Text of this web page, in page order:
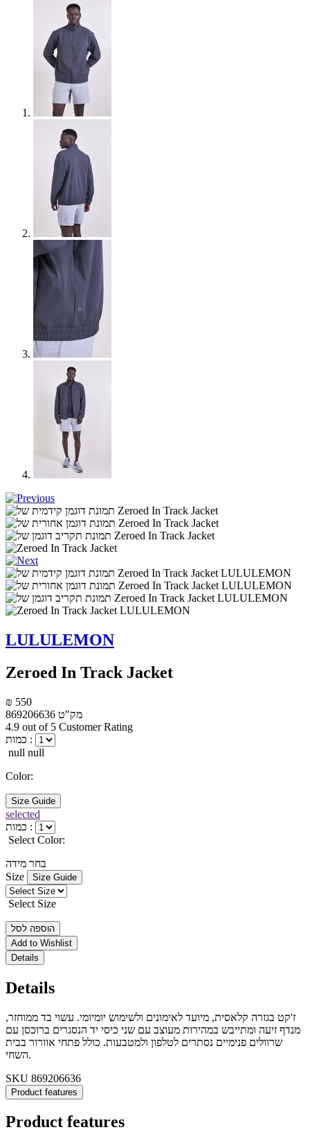
LULULEMON
Zeroed In Track Jacket
₪ 550
מק"ט 869206636
4.9 out of 5 Customer Rating
כמות :
null null
Color:
Size Guide
selected
כמות :
Select Color:
בחר מידה
Size
Size Guide
Select Size
הוספה לסל
Add to Wishlist
Details
Details
ז'קט בגזרה קלאסית, מיועד לאימונים ולשימוש יומיומי. עשוי בד ממוחזר,
מנדף זיעה ומתייבש במהירות מעוצב עם שני כיסי יד הנסגרים ברוכסן עם
שרוולים פנימיים נסתרים לטלפון ולמטבעות. כולל פתחי אוורור בבית
השחי.
SKU 869206636
Product features
Product features